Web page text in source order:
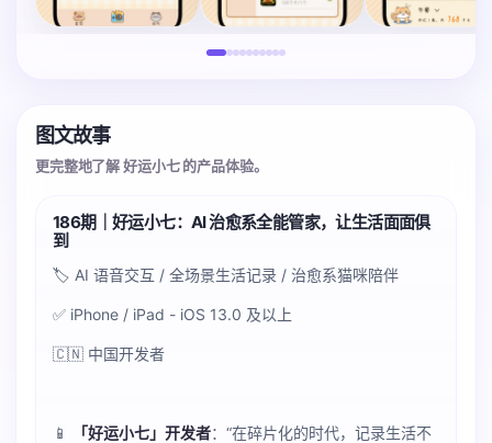
图文故事
更完整地了解 好运小七 的产品体验。
186期｜好运小七：AI 治愈系全能管家，让生活面面俱
到
🏷️ AI 语音交互 / 全场景生活记录 / 治愈系猫咪陪伴
✅ iPhone / iPad - iOS 13.0 及以上
🇨🇳 中国开发者
📱 「好运小七」开发者：“在碎片化的时代，记录生活不